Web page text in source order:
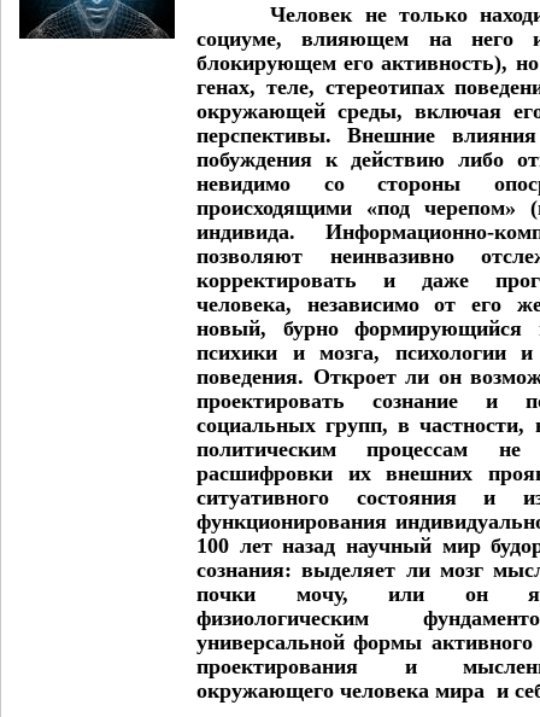
Человек не только
социуме, влияющем на него
блокирующем его активность),
генах, теле, стереотипах
окружающей среды, включая
перспективы. Внешние
побуждения к действию либо
невидимо со стороны
происходящими «под черепом»
индивида. Информационно-
позволяют неинвазивно
корректировать и даже
человека, независимо от
новый, бурно формирующийся
психики и мозга, психологии
поведения. Откроет ли он
проектировать сознание и
социальных групп, в
политическим процессам
расшифровки их внешних
ситуативного состояния и
функционирования
100 лет назад научный мир
сознания: выделяет ли мозг
почки мочу, или он
физиологическим
универсальной формы активного
проектирования и
окружающего человека мира и